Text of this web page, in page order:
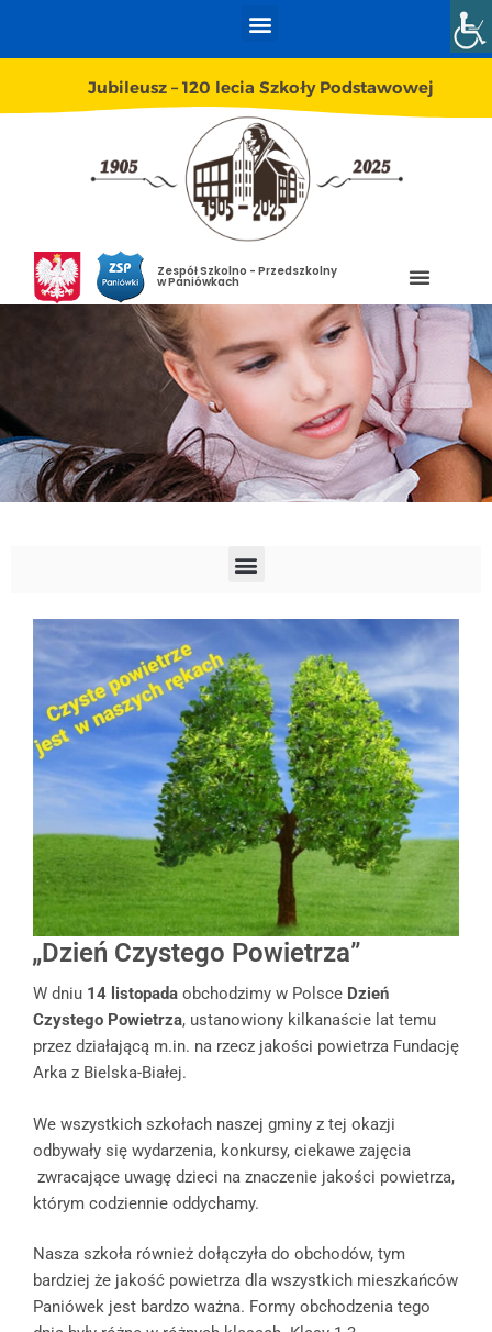
Jubileusz – 120 lecia Szkoły Podstawowej
Zespół Szkolno - Przedszkolny
w Paniówkach
„Dzień Czystego Powietrza”
W dniu 14 listopada obchodzimy w Polsce Dzień
Czystego Powietrza, ustanowiony kilkanaście lat temu
przez działającą m.in. na rzecz jakości powietrza Fundację
Arka z Bielska-Białej.
We wszystkich szkołach naszej gminy z tej okazji
odbywały się wydarzenia, konkursy, ciekawe zajęcia
zwracające uwagę dzieci na znaczenie jakości powietrza,
którym codziennie oddychamy.
Nasza szkoła również dołączyła do obchodów, tym
bardziej że jakość powietrza dla wszystkich mieszkańców
Paniówek jest bardzo ważna. Formy obchodzenia tego